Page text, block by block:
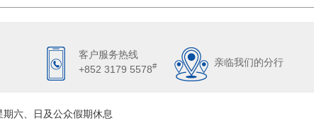
客户服务热线
+852 3179 5578# 亲临我们的分行
六、日及公众假期休息